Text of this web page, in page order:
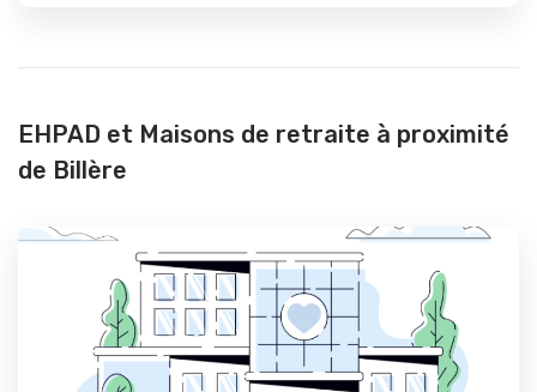
EHPAD et Maisons de retraite à proximité
de Billère